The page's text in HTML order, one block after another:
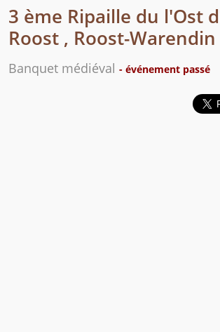
3 ème Ripaille du l'Ost
Roost , Roost-Warendin
Banquet médiéval - événement passé